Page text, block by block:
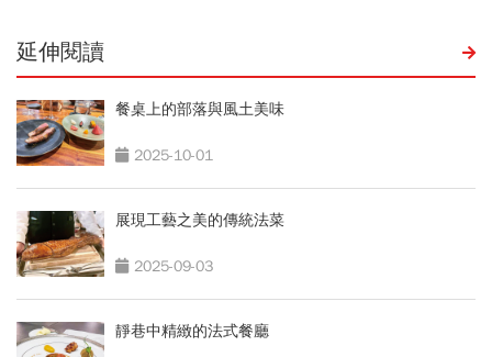
延伸閱讀
餐桌上的部落與風土美味
2025-10-01
展現工藝之美的傳統法菜
2025-09-03
靜巷中精緻的法式餐廳